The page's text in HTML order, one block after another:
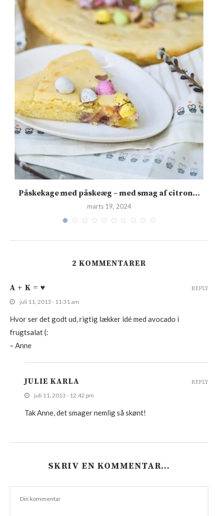
Påskekage med påskeæg – med smag af citron...
marts 19, 2024
2 KOMMENTARER
A + K = ♥
juli 11, 2013 - 11:31 am
Hvor ser det godt ud, rigtig lækker idé med avocado i
frugtsalat (:
– Anne
REPLY
JULIE KARLA
juli 11, 2013 - 12:42 pm
Tak Anne, det smager nemlig så skønt!
REPLY
SKRIV EN KOMMENTAR…